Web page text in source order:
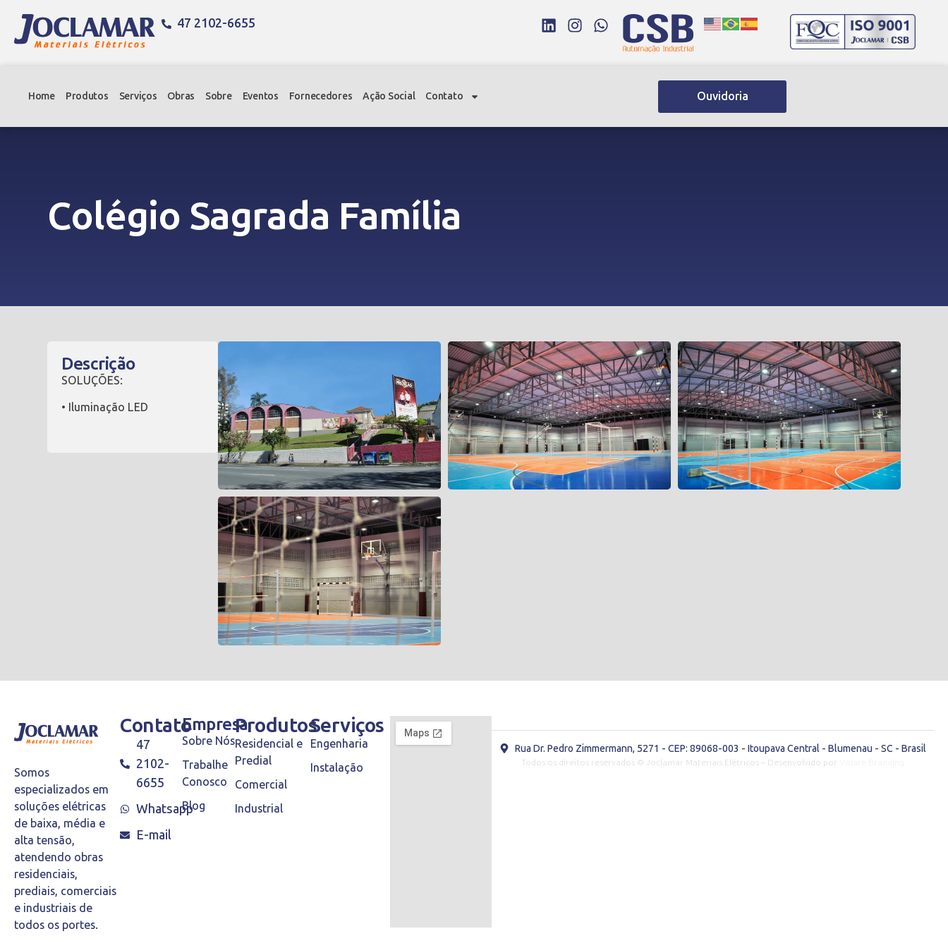
47 2102-6655
Home Produtos Serviços Obras Sobre Eventos Fornecedores Ação Social Contato Ouvidoria
Colégio Sagrada Família
Descrição
SOLUÇÕES:
• Iluminação LED
Somos
especializados em
soluções elétricas
de baixa, média e
alta tensão,
atendendo obras
residenciais,
prediais, comerciais
e industriais de
todos os portes.
Contato
47
2102-
6655
Whatsapp
E-mail
Empresa
Sobre Nós
Trabalhe
Conosco
Blog
Produtos
Residencial e
Predial
Comercial
Industrial
Serviços
Engenharia
Instalação
Rua Dr. Pedro Zimmermann, 5271 - CEP: 89068-003 - Itoupava Central - Blumenau - SC - Brasil
Todos os direitos reservados © Joclamar Materiais Elétricos – Desenvolvido por